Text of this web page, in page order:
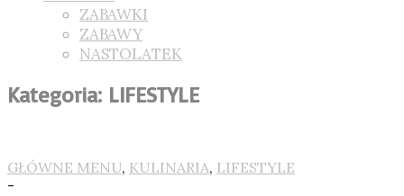
ZABAWKI
ZABAWY
NASTOLATEK
Kategoria: LIFESTYLE
GŁÓWNE MENU, KULINARIA, LIFESTYLE
-